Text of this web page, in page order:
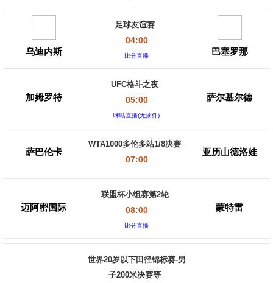
乌迪内斯
足球友谊赛
04:00
比分直播 巴塞罗那
加姆罗特
UFC格斗之夜
05:00
咪咕直播(无插件)
萨尔基尔德
萨巴伦卡
WTA1000多伦多站1/8决赛
07:00
亚历山德洛娃
迈阿密国际
联盟杯小组赛第2轮
08:00
比分直播
蒙特雷
世界20岁以下田径锦标赛-男
子200米决赛等